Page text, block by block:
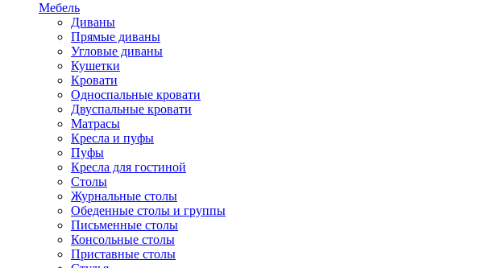
Мебель
Диваны
Прямые диваны
Угловые диваны
Кушетки
Кровати
Односпальные кровати
Двуспальные кровати
Матрасы
Кресла и пуфы
Пуфы
Кресла для гостиной
Столы
Журнальные столы
Обеденные столы и группы
Письменные столы
Консольные столы
Приставные столы